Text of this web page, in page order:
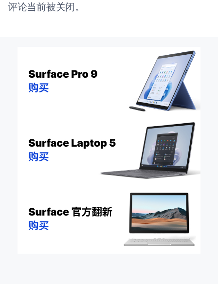
评论当前被关闭。